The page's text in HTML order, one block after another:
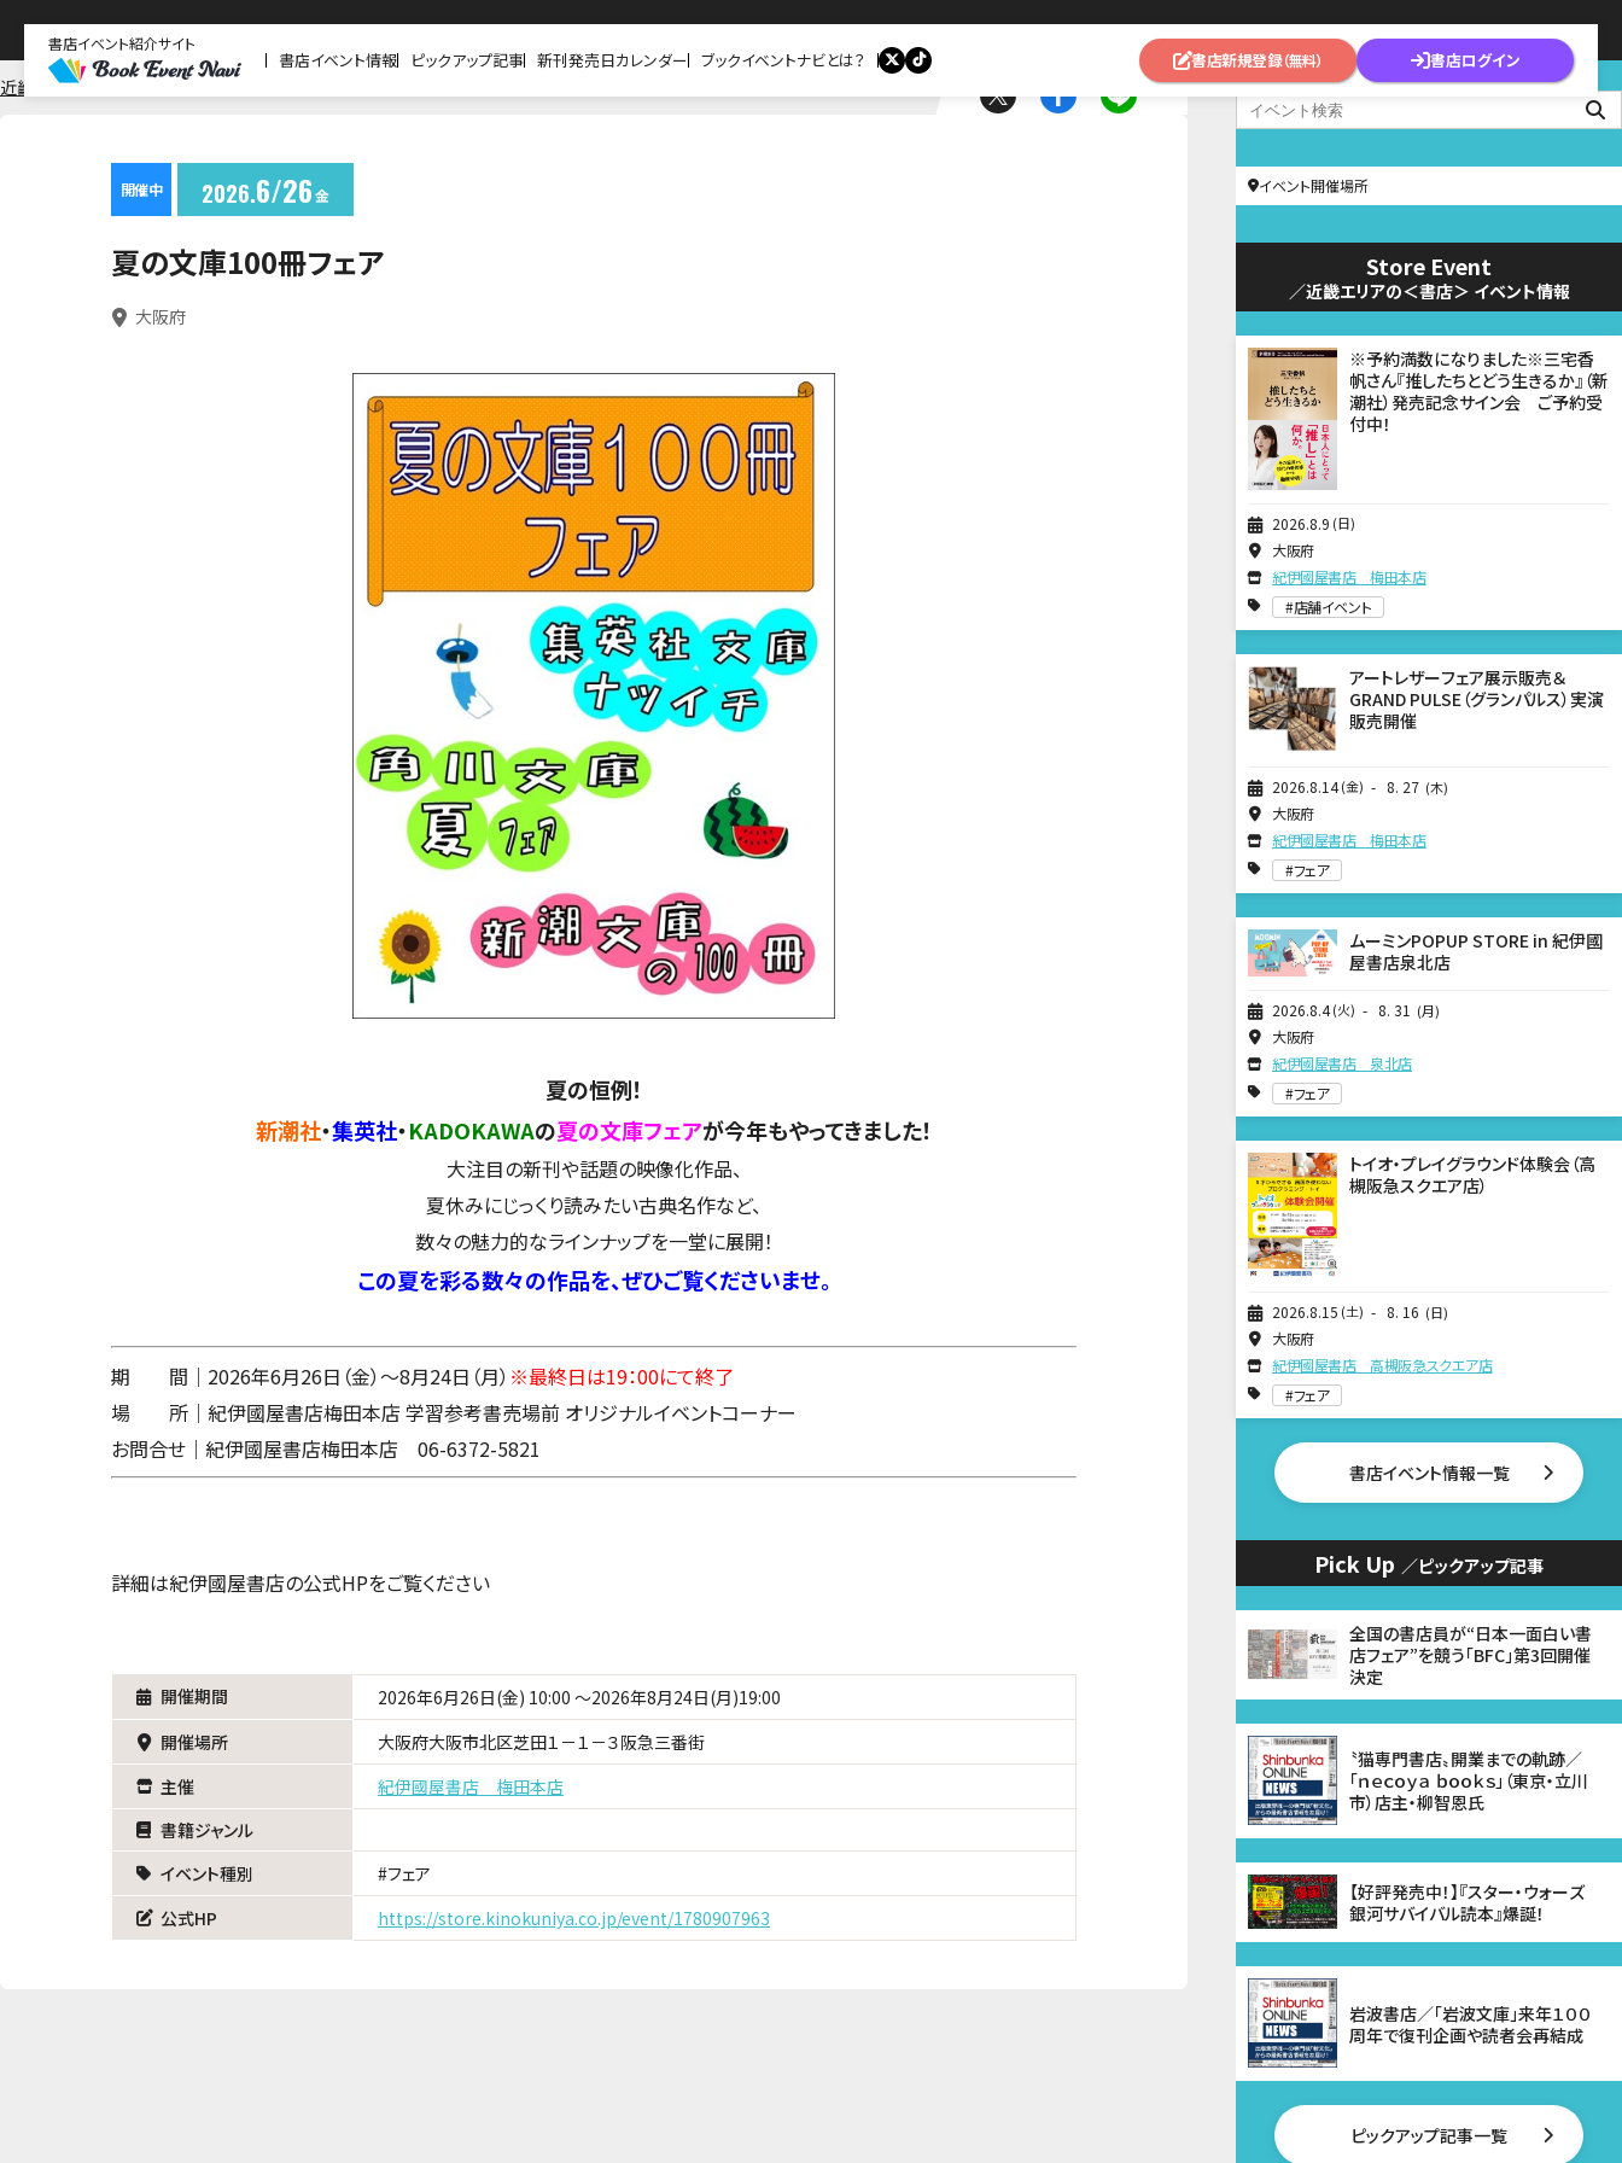
書店イベント紹介サイト
書店イベント情報 ピックアップ記事 新刊発売日カレンダー ブックイベントナビとは？ 書店新規登録（無料） 書店ログイン
近畿 大阪 紀伊國屋書店 梅田本店
開催中 2026 6 26金
夏の文庫100冊フェア
大阪府
夏の恒例！
新潮社・集英社・KADOKAWAの夏の文庫フェアが今年もやってきました！
大注目の新刊や話題の映像化作品、
夏休みにじっくり読みたい古典名作など、
数々の魅力的なラインナップを一堂に展開！
この夏を彩る数々の作品を、ぜひご覧くださいませ。
期 間｜2026年6月26日（金）～8月24日（月） ※最終日は19：00にて終了
場 所｜紀伊國屋書店梅田本店 学習参考書売場前 オリジナルイベントコーナー
お問合せ｜紀伊國屋書店梅田本店 06-6372-5821
詳細は紀伊國屋書店の公式HPをご覧ください
開催期間
2026年6月26日(金) 10:00 ～2026年8月24日(月)19:00
開催場所
大阪府大阪市北区芝田１－１－３阪急三番街
主催
紀伊國屋書店 梅田本店
書籍ジャンル
イベント種別
フェア
公式HP
https://store.kinokuniya.co.jp/event/1780907963
イベント開催場所
Store Event
／近畿エリアの＜書店＞ イベント情報
2026 8 9 日
※予約満数になりました※三宅香
帆さん『推したちとどう生きるか』（新
潮社）発売記念サイン会 ご予約受
付中！
大阪府
紀伊國屋書店 梅田本店
店舗イベント
2026 8 14 金 8 27 木
アートレザーフェア展示販売＆
GRAND PULSE（グランパルス）実演
販売開催
大阪府
紀伊國屋書店 梅田本店
フェア
2026 8 4 火 8 31 月
ムーミンPOPUP STORE in 紀伊國
屋書店泉北店
大阪府
紀伊國屋書店 泉北店
フェア
2026 8 15 土 8 16 日
トイオ・プレイグラウンド体験会（高
槻阪急スクエア店）
大阪府
紀伊國屋書店 高槻阪急スクエア店
フェア
書店イベント情報一覧
Pick Up ／ピックアップ記事
全国の書店員が“日本一面白い書
店フェア”を競う「BFC」第3回開催
決定
〝猫専門書店〟開業までの軌跡／
「ｎｅｃｏｙａ ｂｏｏｋｓ」（東京・立川
市）店主・柳智恩氏
【好評発売中！】『スター・ウォーズ
銀河サバイバル読本』爆誕！
岩波書店／「岩波文庫」来年１００
周年で復刊企画や読者会再結成
ピックアップ記事一覧